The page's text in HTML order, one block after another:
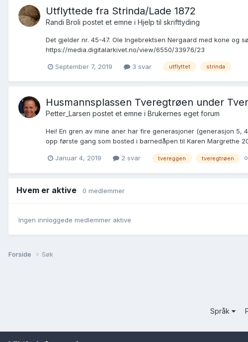
Utflyttede fra Strinda/Lade 1872
Randi Broli postet et emne i Hjelp til skrifttyding
Det gjelder nr. 45-47. Ole Ingebrektsen Nergaard med kone og
https://media.digitalarkivet.no/view/6550/33976/23
September 7, 2019 3 svar utflyttet strinda
Husmannsplassen Tveregtrøen under
Petter_Larsen postet et emne i Brukernes eget forum
Hei! En gren av mine aner har fire generasjoner (generasjon 5,
opp første gang som bosted i barnedåpen til Karen Margrethe
Januar 4, 2019 2 svar tvereggen tveregtrøen
Hvem er aktive 0 medlemmer
Ingen innloggede medlemmer aktive
Forside Søk
Språk